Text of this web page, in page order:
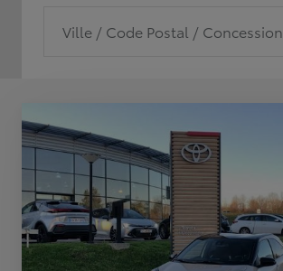
Ville / Code Postal / Concession